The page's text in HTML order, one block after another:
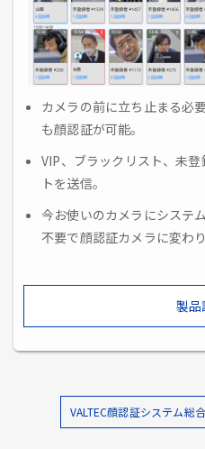
カメラの前に立ち止まる必
も顔認証が可能。
VIP、ブラックリスト、未
トを送信。
今お使いのカメラにシステ
不要で顔認証カメラに変わり
製品
VALTEC顔認証システム総